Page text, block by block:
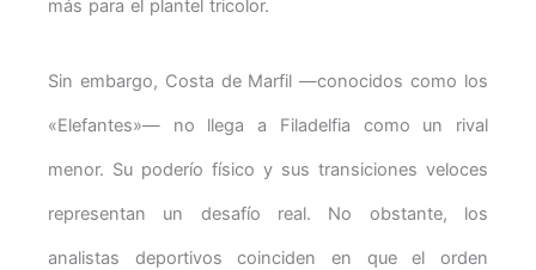
más para el plantel tricolor.
Sin embargo, Costa de Marfil —conocidos como los
«Elefantes»— no llega a Filadelfia como un rival
menor. Su poderío físico y sus transiciones veloces
representan un desafío real. No obstante, los
analistas deportivos coinciden en que el orden